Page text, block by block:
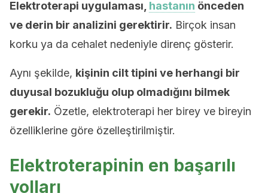
Elektroterapi uygulaması, hastanın önceden
ve derin bir analizini gerektirir. Birçok insan
korku ya da cehalet nedeniyle direnç gösterir.
Aynı şekilde, kişinin cilt tipini ve herhangi bir
duyusal bozukluğu olup olmadığını bilmek
gerekir. Özetle, elektroterapi her birey ve bireyin
özelliklerine göre özelleştirilmiştir.
Elektroterapinin en başarılı
yolları